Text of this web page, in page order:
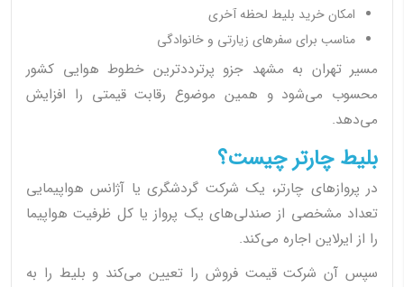
امکان خرید بلیط لحظه آخری
مناسب برای سفرهای زیارتی و خانوادگی
مسیر تهران به مشهد جزو پرترددترین خطوط هوایی کشور
محسوب می‌شود و همین موضوع رقابت قیمتی را افزایش
می‌دهد.
بلیط چارتر چیست؟
در پروازهای چارتر، یک شرکت گردشگری یا آژانس هواپیمایی
تعداد مشخصی از صندلی‌های یک پرواز یا کل ظرفیت هواپیما
را از ایرلاین اجاره می‌کند.
سپس آن شرکت قیمت فروش را تعیین می‌کند و بلیط را به